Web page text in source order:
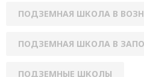
ПОДЗЕМНАЯ ШКОЛА В
ПОДЗЕМНАЯ ШКОЛА В
ПОДЗЕМНЫЕ ШКОЛЫ